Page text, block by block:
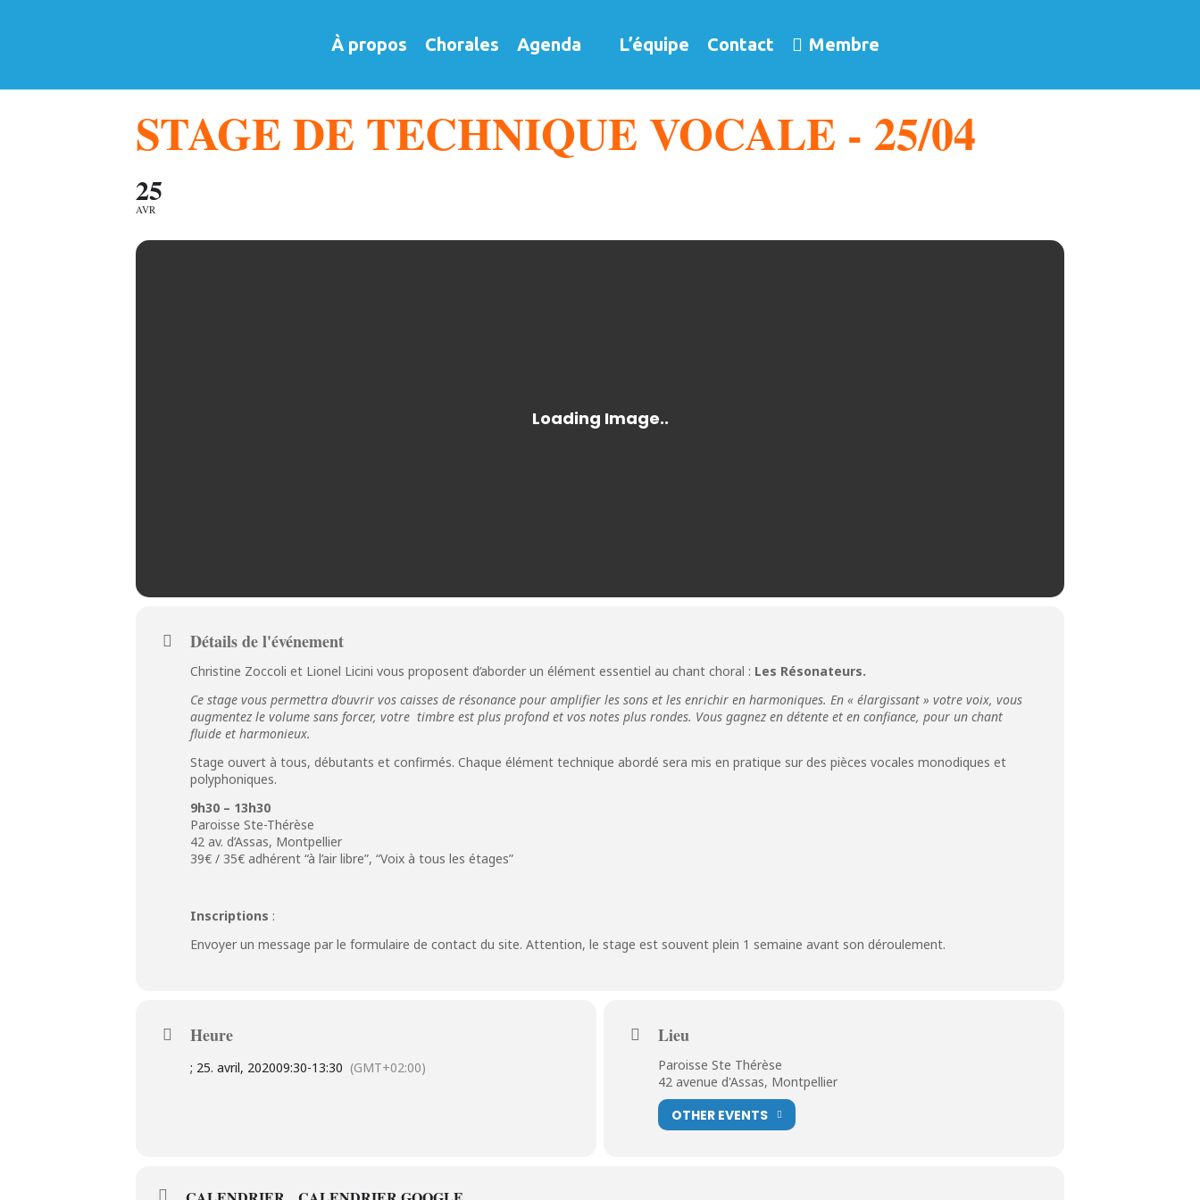
À propos Chorales Agenda L’équipe Contact Membre
STAGE DE TECHNIQUE VOCALE - 25/04
25
AVR
Détails de l'événement
Christine Zoccoli et Lionel Licini vous proposent d’aborder un élément essentiel au chant choral : Les Résonateurs.
Ce stage vous permettra d’ouvrir vos caisses de résonance pour amplifier les sons et les enrichir en harmoniques. En « élargissant » votre voix, vous
augmentez le volume sans forcer, votre timbre est plus profond et vos notes plus rondes. Vous gagnez en détente et en confiance, pour un chant
fluide et harmonieux.
Stage ouvert à tous, débutants et confirmés. Chaque élément technique abordé sera mis en pratique sur des pièces vocales monodiques et
polyphoniques.
9h30 – 13h30
Paroisse Ste-Thérèse
42 av. d’Assas, Montpellier
39€ / 35€ adhérent “à l’air libre”, “Voix à tous les étages”
Inscriptions :
Envoyer un message par le formulaire de contact du site. Attention, le stage est souvent plein 1 semaine avant son déroulement.
Heure
; 25. avril, 202009:30-13:30 (GMT+02:00)
Lieu
Paroisse Ste Thérèse
42 avenue d'Assas, Montpellier
OTHER EVENTS